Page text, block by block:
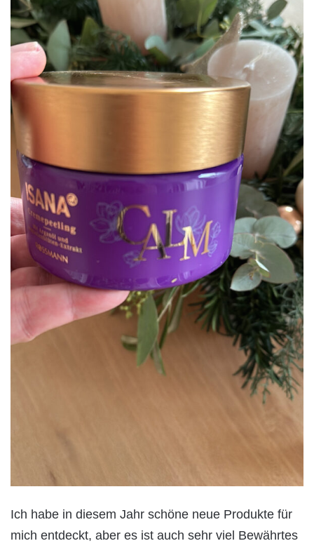
Ich habe in diesem Jahr schöne neue Produkte für
mich entdeckt, aber es ist auch sehr viel Bewährtes